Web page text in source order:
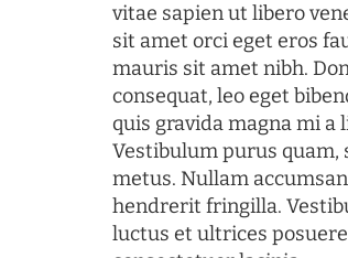
vitae sapien ut libero
sit amet orci eget eros
mauris sit amet nibh.
consequat, leo eget
quis gravida magna mi a
Vestibulum purus quam,
metus. Nullam
hendrerit fringilla.
luctus et ultrices